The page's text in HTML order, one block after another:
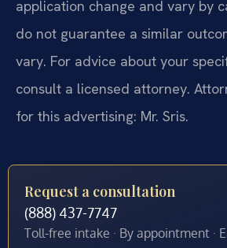
application change and vary by
do not guarantee a similar
vary. For advice about your
consult a licensed attorney.
for this advertising: Mr. Sris.
Request a consultation
(888) 437-7747
Toll-free intake · By appointment ·